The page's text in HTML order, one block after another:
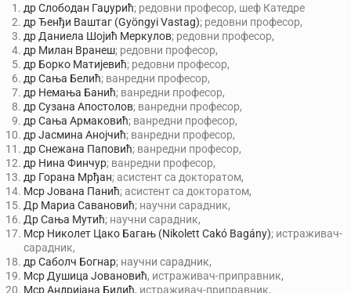
др Слободан Гаџурић; редовни професор, шеф Катедре
др Ђенђи Ваштаг (Gyöngyi Vastag); редовни професор,
др Даниела Шојић Меркулов; редовни професор,
др Милан Вранеш; редовни професор,
др Борко Матијевић; редовни професор,
др Сања Белић; ванредни професор,
др Немања Банић; ванредни професор,
др Сузана Апостолов; ванредни професор,
др Сања Армаковић; ванредни професор,
др Јасмина Анојчић; ванредни професор,
др Снежана Паповић; ванредни професор,
др Нина Финчур; ванредни професор,
др Горана Мрђан; асистент са докторатом,
Мср Јована Панић; асистент са докторатом,
Др Мариа Савановић; научни сарадник,
Др Сања Мутић; научни сарадник,
Мср Николет Цако Багањ (Nikolett Cakó Bagány); истраживач-
сарадник,
др Саболч Богнар; научни сарадник,
Мср Душица Јовановић, истраживач-приправник,
Мср Андријана Билић, истраживач-приправник,